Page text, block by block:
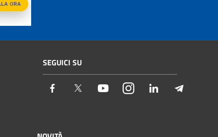
SEGUICI SU
Facebook Twitter YoutubeInstagramLinkedIn